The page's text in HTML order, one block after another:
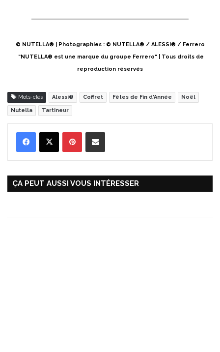
© NUTELLA® | Photographies : © NUTELLA® / ALESSI® / Ferrero
“NUTELLA® est une marque du groupe Ferrero“ | Tous droits de
reproduction réservés
Mots-clés Alessi® Coffret Fêtes de Fin d'Année Noël
Nutella Tartineur
ÇA PEUT AUSSI VOUS INTÉRESSER